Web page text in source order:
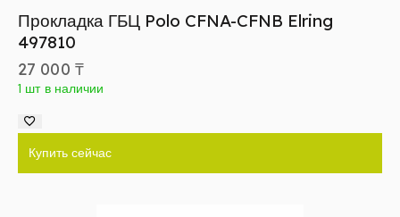
Прокладка ГБЦ Polo CFNA-CFNB Elring
497810
27 000 ₸
1 шт в наличии
Купить сейчас